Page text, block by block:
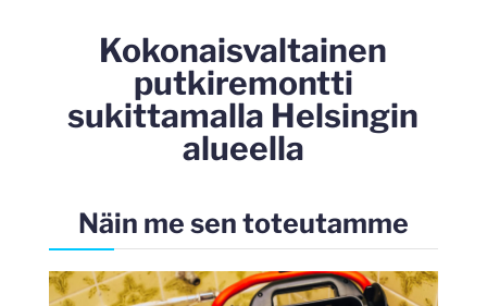
Kokonaisvaltainen
putkiremontti
sukittamalla Helsingin
alueella
Näin me sen toteutamme